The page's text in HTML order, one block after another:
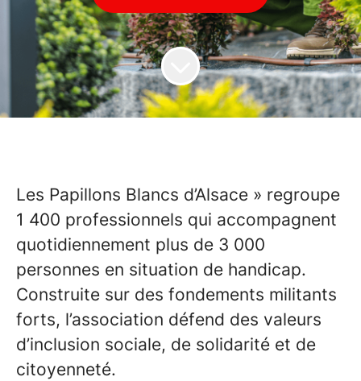
Les Papillons Blancs d’Alsace » regroupe
1 400 professionnels qui accompagnent
quotidiennement plus de 3 000
personnes en situation de handicap.
Construite sur des fondements militants
forts, l’association défend des valeurs
d’inclusion sociale, de solidarité et de
citoyenneté.